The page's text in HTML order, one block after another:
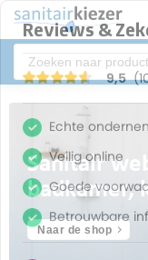
Ga
naar
inhoud
Producten
zoeken
Sanitair
badkamer,
Naar de shop